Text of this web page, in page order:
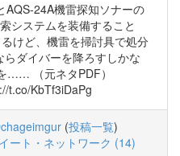
AQS-24A機雷探知ソナーの
システムを装備すること
けど、機雷を掃討具で処分
ダイバーを降ろすしかな
…… （元ネタPDF）
t.co/KbTf3iDaPg
(投稿一覧)
ート・ネットワーク (14)